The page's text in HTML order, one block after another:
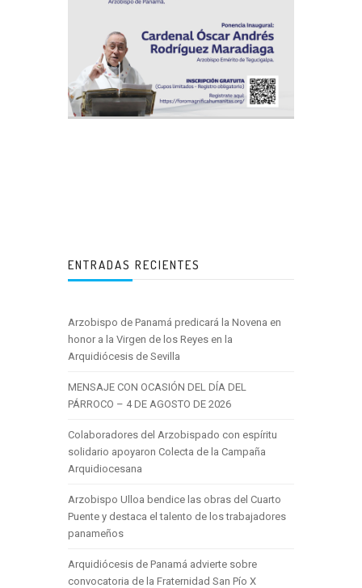
ENTRADAS RECIENTES
Arzobispo de Panamá predicará la Novena en
honor a la Virgen de los Reyes en la
Arquidiócesis de Sevilla
MENSAJE CON OCASIÓN DEL DÍA DEL
PÁRROCO – 4 DE AGOSTO DE 2026
Colaboradores del Arzobispado con espíritu
solidario apoyaron Colecta de la Campaña
Arquidiocesana
Arzobispo Ulloa bendice las obras del Cuarto
Puente y destaca el talento de los trabajadores
panameños
Arquidiócesis de Panamá advierte sobre
convocatoria de la Fraternidad San Pío X